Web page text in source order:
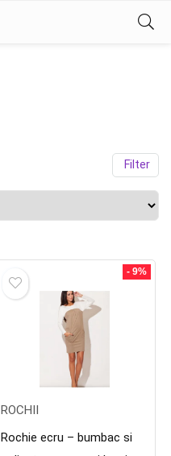
Filter
- 9%
ROCHII
Rochie ecru – bumbac si